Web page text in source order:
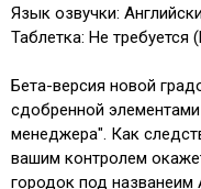
Язык озвучки:
Таблeтка: Не требуется
Бета-версия новой
сдобренной
менеджера". Как
вашим контролем
городок под названеим